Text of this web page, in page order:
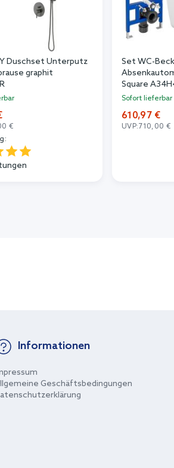
Duschset Unterputz
graphit
€
Set WC-
Square
A890063000
Sofort lieferbar
610,97 €
UVP: 710,00 €
Informationen
Geschäftsbedingungen